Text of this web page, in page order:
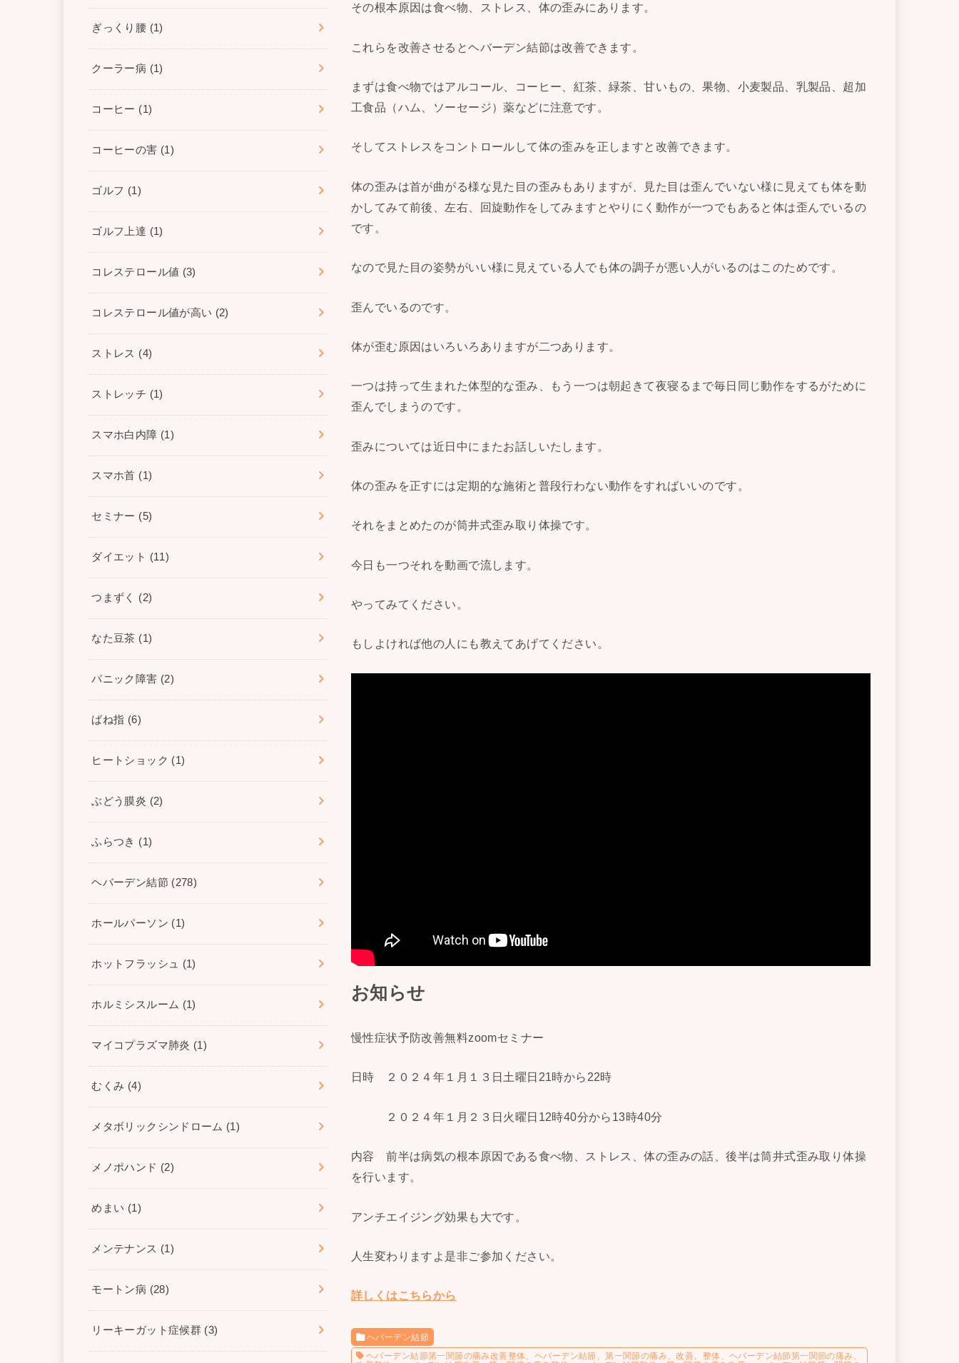
その根本原因は食べ物、ストレス、体の歪みにあります。
これらを改善させるとヘバーデン結節は改善できます。
まずは食べ物ではアルコール、コーヒー、紅茶、緑茶、甘いもの、果物、小麦製品、乳製品、超加
工食品（ハム、ソーセージ）薬などに注意です。
そしてストレスをコントロールして体の歪みを正しますと改善できます。
体の歪みは首が曲がる様な見た目の歪みもありますが、見た目は歪んでいない様に見えても体を動
かしてみて前後、左右、回旋動作をしてみますとやりにく動作が一つでもあると体は歪んでいるの
です。
なので見た目の姿勢がいい様に見えている人でも体の調子が悪い人がいるのはこのためです。
歪んでいるのです。
体が歪む原因はいろいろありますが二つあります。
一つは持って生まれた体型的な歪み、もう一つは朝起きて夜寝るまで毎日同じ動作をするがために
歪んでしまうのです。
歪みについては近日中にまたお話しいたします。
体の歪みを正すには定期的な施術と普段行わない動作をすればいいのです。
それをまとめたのが筒井式歪み取り体操です。
今日も一つそれを動画で流します。
やってみてください。
もしよければ他の人にも教えてあげてください。
お知らせ
慢性症状予防改善無料zoomセミナー
日時 ２０２４年１月１３日土曜日21時から22時
２０２４年１月２３日火曜日12時40分から13時40分
内容 前半は病気の根本原因である食べ物、ストレス、体の歪みの話、後半は筒井式歪み取り体操
を行います。
アンチエイジング効果も大です。
人生変わりますよ是非ご参加ください。
詳しくはこちらから
ヘバーデン結節
ヘバーデン結節第一関節の痛み改善整体、ヘバーデン結節、第一関節の痛み、改善、整体、ヘバーデン結節第一関節の痛み、
ぎっくり腰 (1)
クーラー病 (1)
コーヒー (1)
コーヒーの害 (1)
ゴルフ (1)
ゴルフ上達 (1)
コレステロール値 (3)
コレステロール値が高い (2)
ストレス (4)
ストレッチ (1)
スマホ白内障 (1)
スマホ首 (1)
セミナー (5)
ダイエット (11)
つまずく (2)
なた豆茶 (1)
パニック障害 (2)
ばね指 (6)
ヒートショック (1)
ぶどう膜炎 (2)
ふらつき (1)
ヘバーデン結節 (278)
ホールパーソン (1)
ホットフラッシュ (1)
ホルミシスルーム (1)
マイコプラズマ肺炎 (1)
むくみ (4)
メタボリックシンドローム (1)
メノポハンド (2)
めまい (1)
メンテナンス (1)
モートン病 (28)
リーキーガット症候群 (3)